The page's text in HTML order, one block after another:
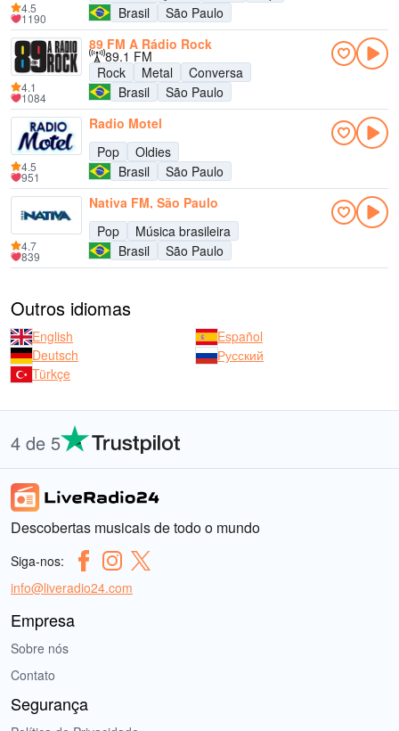
Brasil
São Paulo
4.5
1190
89 FM A Rádio Rock
89.1 FM
Rock
Metal
Conversa
Brasil
São Paulo
4.1
1084
Radio Motel
Pop
Oldies
Brasil
São Paulo
4.5
951
Nativa FM, São Paulo
Pop
Música brasileira
Brasil
São Paulo
4.7
839
Outros idiomas
English
Español
Deutsch
Русский
Türkçe
4 de 5
Descobertas musicais de todo o mundo
Siga-nos:
info@liveradio24.com
Empresa
Sobre nós
Contato
Segurança